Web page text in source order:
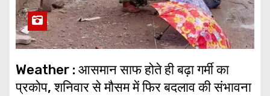
Weather : आसमान साफ होते ही बढ़ा गर्मी का
प्रकोप, शनिवार से मौसम में फिर बदलाव की संभावना